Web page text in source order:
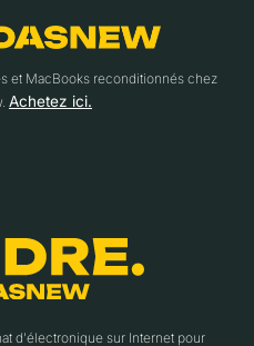
et MacBooks reconditionnés chez
Achetez ici.
d'électronique sur Internet pour